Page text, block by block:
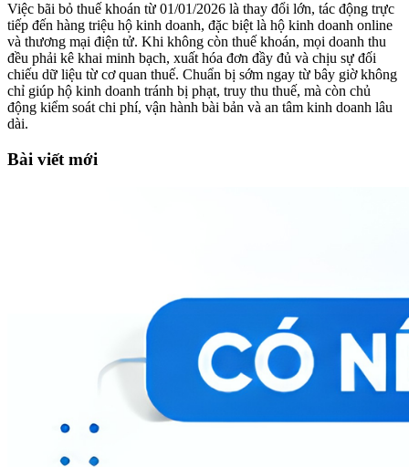
Việc bãi bỏ thuế khoán từ 01/01/2026 là thay đổi lớn, tác động trực
tiếp đến hàng triệu hộ kinh doanh, đặc biệt là hộ kinh doanh online
và thương mại điện tử. Khi không còn thuế khoán, mọi doanh thu
đều phải kê khai minh bạch, xuất hóa đơn đầy đủ và chịu sự đối
chiếu dữ liệu từ cơ quan thuế. Chuẩn bị sớm ngay từ bây giờ không
chỉ giúp hộ kinh doanh tránh bị phạt, truy thu thuế, mà còn chủ
động kiểm soát chi phí, vận hành bài bản và an tâm kinh doanh lâu
dài.
Bài viết mới